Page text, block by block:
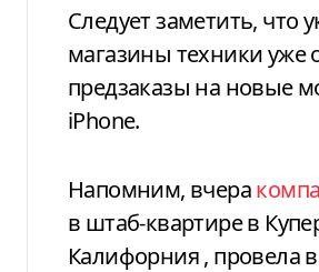
Следует заметить, что
магазины техники уже
предзаказы на новые
iPhone.
Напомним, вчера
в штаб-квартире в
Калифорния, провела